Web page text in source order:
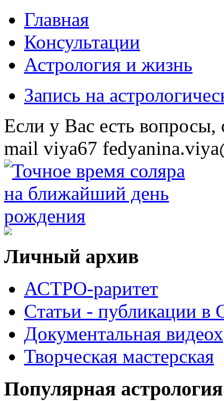
Главная
Консультации
Астрология и жизнь
Запись на
Eсли у Вас есть
mail viya67
Личный архив
АСТРО-раритет
Cтатьи - публикации
Документальная
Творческая мастерская
Популярная астрология